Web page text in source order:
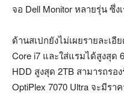
จอ Dell Monitor หลายรุ่น ซึ่
ด้านสเปกยังไม่เผยรายละเ
Core i7 และใส่แรมได้สูงสุด
HDD สูงสุด 2TB สามารถรอ
OptiPlex 7070 Ultra จะมีรา